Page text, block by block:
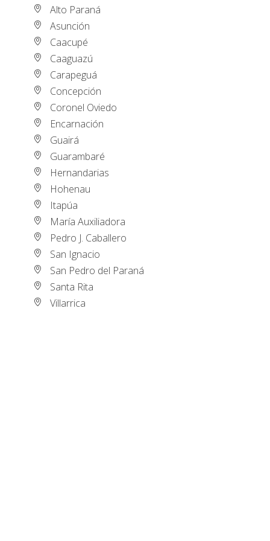
Alto Paraná
Asunción
Caacupé
Caaguazú
Carapeguá
Concepción
Coronel Oviedo
Encarnación
Guairá
Guarambaré
Hernandarias
Hohenau
Itapúa
María Auxiliadora
Pedro J. Caballero
San Ignacio
San Pedro del Paraná
Santa Rita
Villarrica